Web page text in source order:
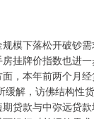
模下落松开破钞
挂牌价指数也进
，本年前两个月
缓解，访佛结构性
贷款与中弥远贷